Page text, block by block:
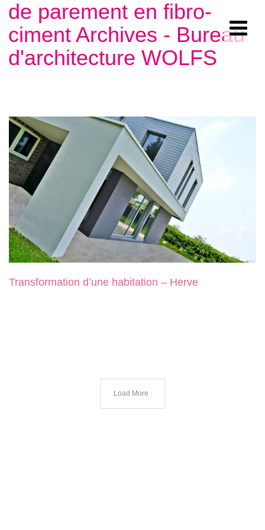
de parement en fibro-
ciment Archives - Bureau
d'architecture WOLFS
Transformation d’une habitation – Herve
Load More